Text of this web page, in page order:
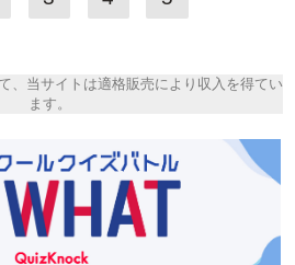
、当サイトは適格販売により収入を得てい
ます。